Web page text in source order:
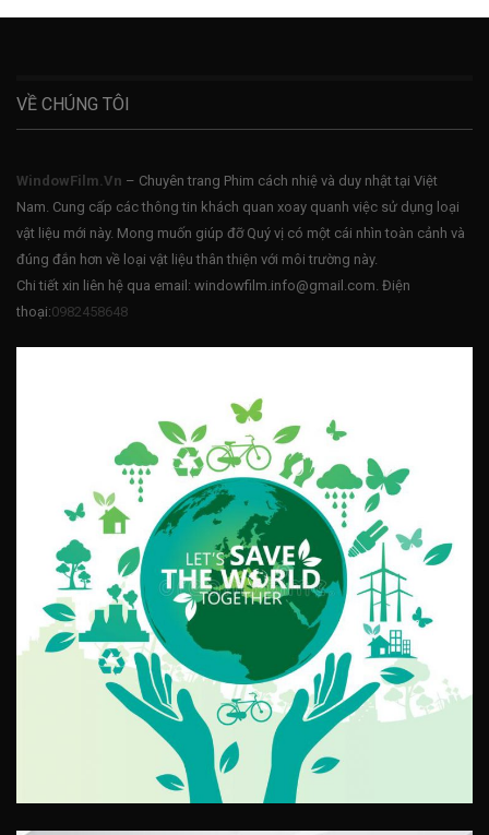
VỀ CHÚNG TÔI
WindowFilm.Vn – Chuyên trang Phim cách nhiệ và duy nhật tại Việt
Nam. Cung cấp các thông tin khách quan xoay quanh việc sử dụng loại
vật liệu mới này. Mong muốn giúp đỡ Quý vị có một cái nhìn toàn cảnh và
đúng đắn hơn về loại vật liệu thân thiện với môi trường này.
Chi tiết xin liên hệ qua email: windowfilm.info@gmail.com. Điện
thoại:0982458648